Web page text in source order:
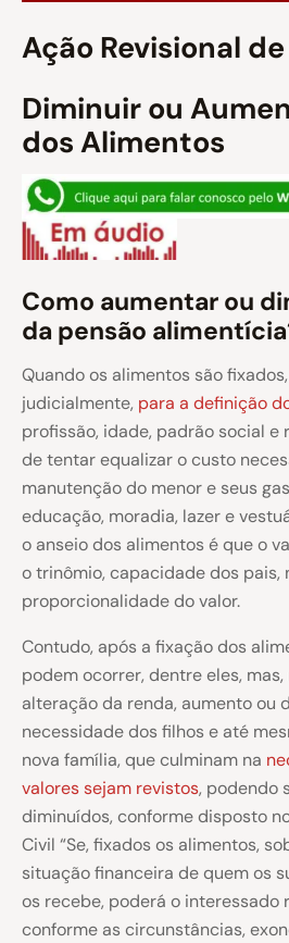
Ação Revisional
Diminuir ou
dos Alimentos
Como aumentar ou
da pensão
Quando os alimentos são
judicialmente, para a definição
profissão, idade, padrão social e
de tentar equalizar o custo
manutenção do menor e seus
educação, moradia, lazer e
o anseio dos alimentos é que o
o trinômio, capacidade dos pais,
proporcionalidade do valor.
Contudo, após a fixação dos
podem ocorrer, dentre eles, mas,
alteração da renda, aumento ou
necessidade dos filhos e até
nova família, que culminam na
valores sejam revistos, podendo
diminuídos, conforme disposto
Civil “Se, fixados os alimentos,
situação financeira de quem os
os recebe, poderá o interessado
conforme as circunstâncias,